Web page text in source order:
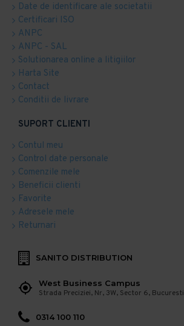
Date de identificare ale societatii
Certificari ISO
ANPC
ANPC - SAL
Solutionarea online a litigiilor
Harta Site
Contact
Conditii de livrare
SUPORT CLIENTI
Contul meu
Control date personale
Comenzile mele
Beneficii clienti
Favorite
Adresele mele
Returnari
SANITO DISTRIBUTION
West Business Campus
Strada Preciziei, Nr, 3W, Sector 6, Bucuresti
0314 100 110